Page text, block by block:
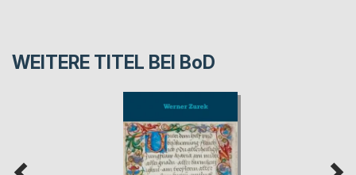
WEITERE TITEL BEI BoD